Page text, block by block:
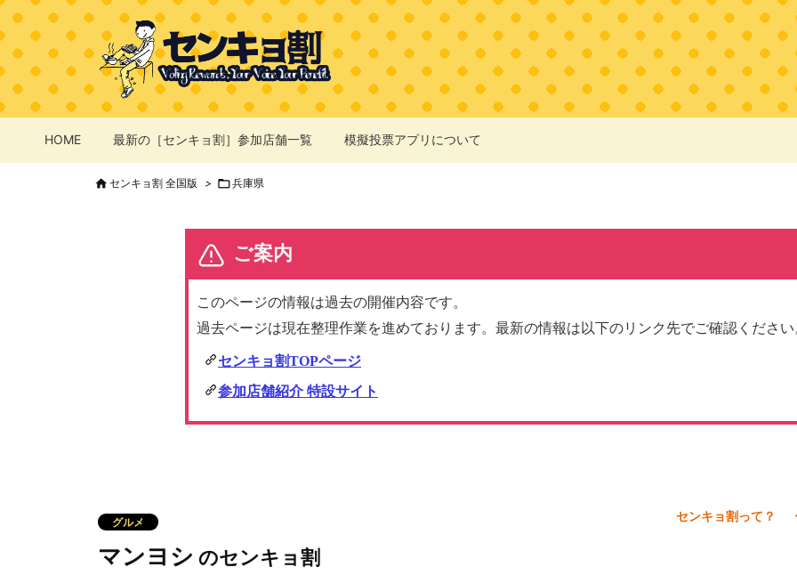
HOME 最新の［センキョ割］参加店舗一覧 模擬投票アプリについて
 センキョ割 全国版 > 兵庫県
グルメ
マンヨシ のセンキョ割
センキョ割って？